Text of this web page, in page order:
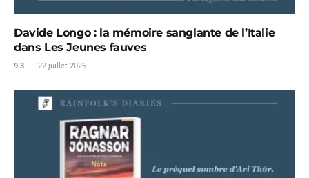
Davide Longo : la mémoire sanglante de l’Italie
dans Les Jeunes fauves
9.3 22 juillet 2026